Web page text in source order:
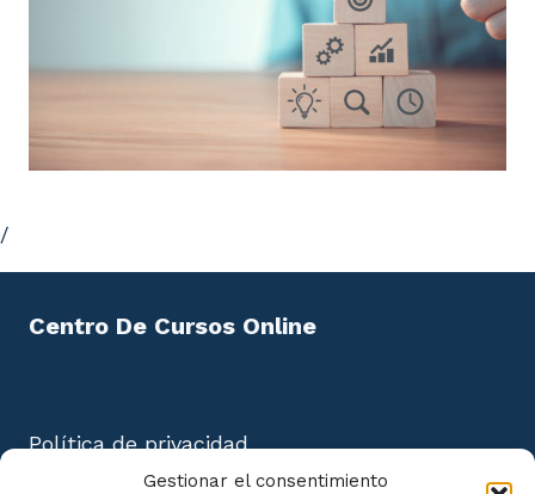
Gestionar el consentimiento
/
Centro De Cursos Online
Política de privacidad
Aviso Legal